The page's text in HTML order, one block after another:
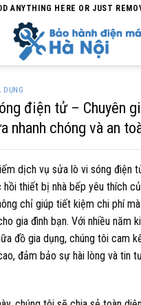
ANYTHING HERE OR JUST
điện tử – Chuyên
nhanh chóng và an
dịch vụ sửa lò vi sóng điện
hồi thiết bị nhà bếp yêu thích
chỉ giúp tiết kiệm chi phí
gia đình bạn. Với nhiều năm
đồ gia dụng, chúng tôi cam
đảm bảo sự hài lòng và tin